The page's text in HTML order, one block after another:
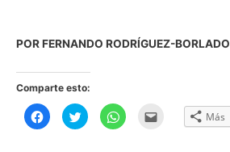
POR FERNANDO RODRÍGUEZ-BORLADO
Comparte esto:
H
a
H
a
H
a Más